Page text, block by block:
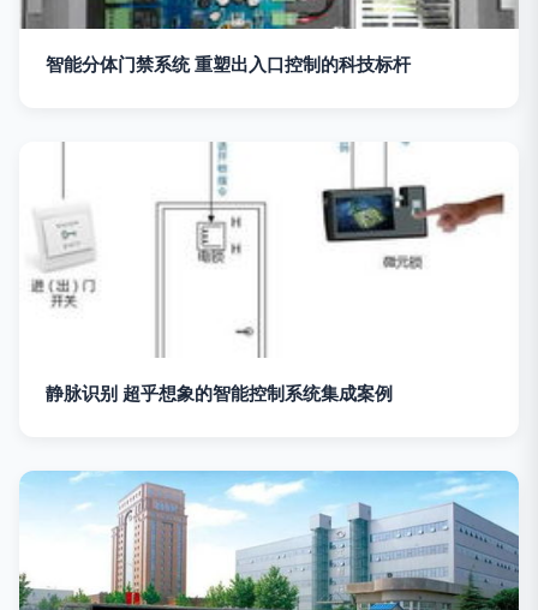
智能分体门禁系统 重塑出入口控制的科技标杆
静脉识别 超乎想象的智能控制系统集成案例